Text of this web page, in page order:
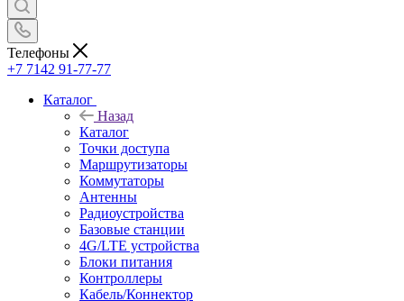
Телефоны
+7 7142 91-77-77
Каталог
Назад
Каталог
Точки доступа
Маршрутизаторы
Коммутаторы
Антенны
Радиоустройства
Базовые станции
4G/LTE устройства
Блоки питания
Контроллеры
Кабель/Коннектор